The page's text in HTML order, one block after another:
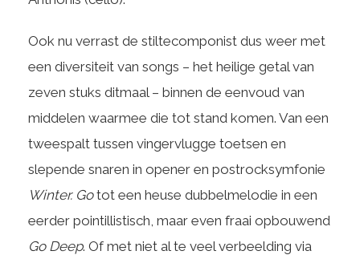
Ook nu verrast de stiltecomponist dus weer met
een diversiteit van songs – het heilige getal van
zeven stuks ditmaal – binnen de eenvoud van
middelen waarmee die tot stand komen. Van een
tweespalt tussen vingervlugge toetsen en
slepende snaren in opener en postrocksymfonie
Winter. Gotot een heuse dubbelmelodie in een
eerder pointillistisch, maar even fraai opbouwend
Go Deep. Of met niet al te veel verbeelding via